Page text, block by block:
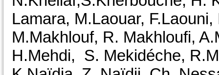
Lamara, M.Laouar,
M.Makhlouf, R. Makhloufi,
H.Mehdi, S. Mekidéche,